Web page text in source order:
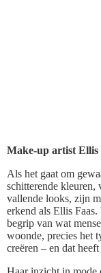
Make-up artist Ellis
Als het gaat om
schitterende kleuren,
vallende looks, zijn
erkend als Ellis Faas.
begrip van wat
woonde, precies het
creëren – en dat